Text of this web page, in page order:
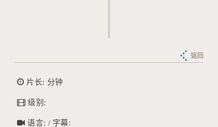
返回
片长: 分钟
级别:
语言: / 字幕: